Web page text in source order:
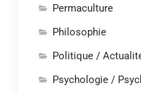
Permaculture
Philosophie
Politique /
Psychologie /